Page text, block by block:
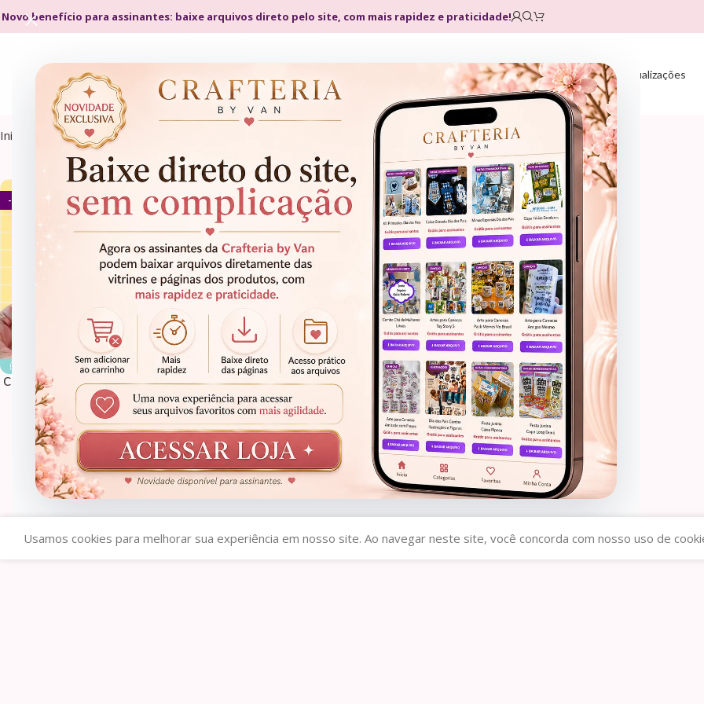
Novo benefício para assinantes: baixe arquivos direto pelo site, com mais rapidez e praticidade!
Home Loja Planos Atualizações
Início Produtos marcados com a tag “molde caixa gravata”
ARQUIVOS DE CORTE
- 82%
Caixinha Envelope – Molde Limpo
R$ 5,00 R$0,90
ARQUIVOS DE CORTE
- 87%
Molde limpo Centro de Mesa
sextavado
R$7,00 R$0,90
ARQUIVOS DE CORTE
- 60%
Kit Moldes Dia dos Pais – PARTE 2
R$10,00 R$3,99
Usamos cookies para melhorar sua experiência em nosso site. Ao navegar neste site, você concorda com nosso uso de